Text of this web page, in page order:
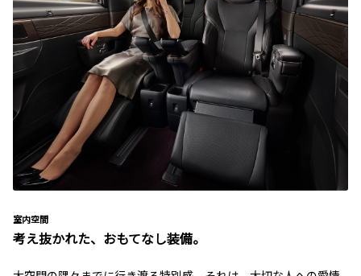
室内空間
考え抜かれた、おもてなし装備。